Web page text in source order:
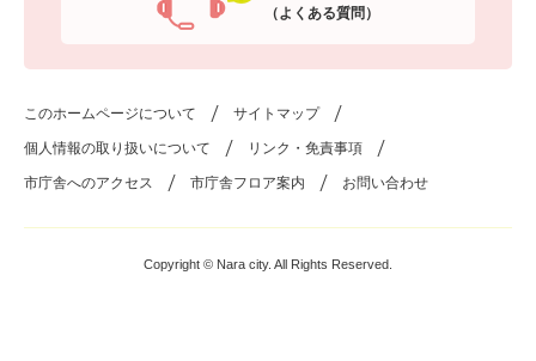
（よくある質問）
このホームページについて サイトマップ
個人情報の取り扱いについて リンク・免責事項
市庁舎へのアクセス 市庁舎フロア案内 お問い合わせ
Copyright © Nara city. All Rights Reserved.